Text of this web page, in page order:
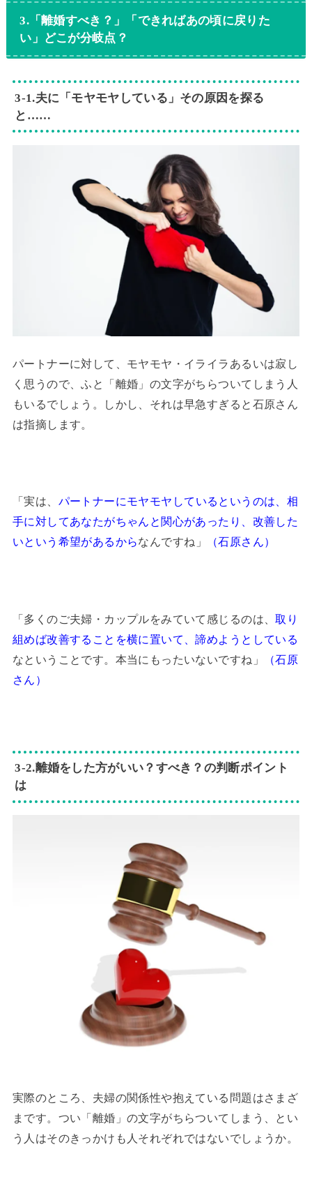
3.「離婚すべき？」「できればあの頃に戻りた
い」どこが分岐点？
3‐1.夫に「モヤモヤしている」その原因を探る
と……
パートナーに対して、モヤモヤ・イライラあるいは寂し
く思うので、ふと「離婚」の文字がちらついてしまう人
もいるでしょう。しかし、それは早急すぎると石原さん
は指摘します。
「実は、 パートナーにモヤモヤしているというのは、相
手に対してあなたがちゃんと関心があったり、改善した
いという希望があるからなんですね」 （石原さん）
「多くのご夫婦・カップルをみていて感じるのは、取り
組めば改善することを横に置いて、諦めようとしている
なということです。本当にもったいないですね」
（石原
さん）
3‐2.離婚をした方がいい？すべき？の判断ポイント
は
実際のところ、夫婦の関係性や抱えている問題はさまざ
まです。つい「離婚」の文字がちらついてしまう、とい
う人はそのきっかけも人それぞれではないでしょうか。